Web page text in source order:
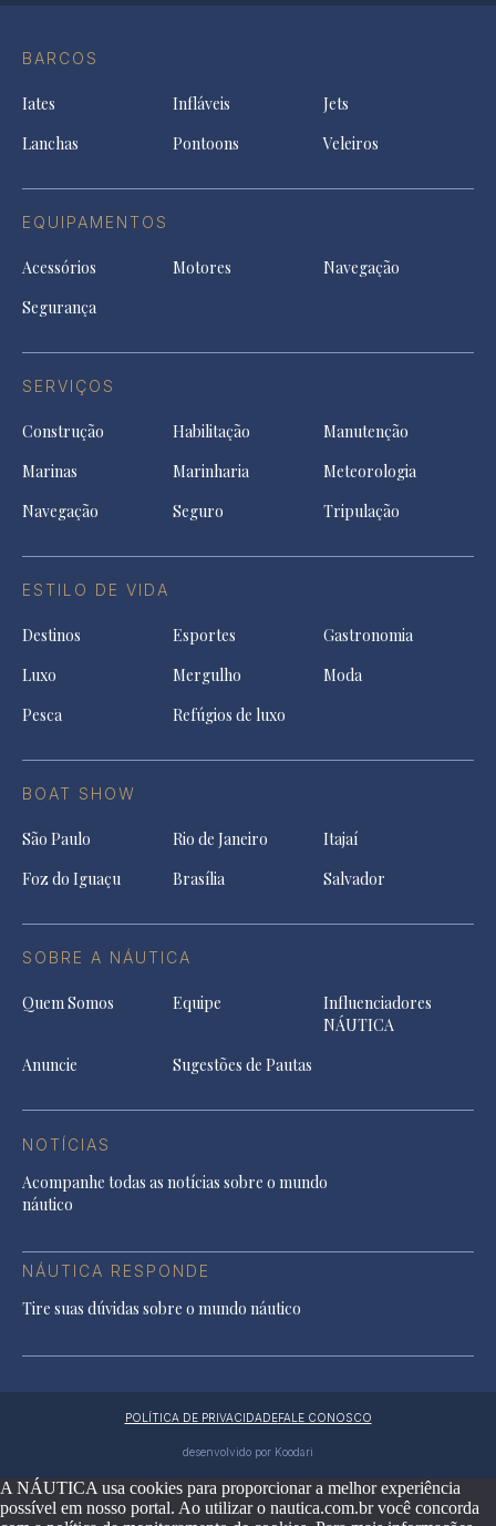
BARCOS
Iates Infláveis
Jets
Lanchas
Pontoons Veleiros
EQUIPAMENTOS
Acessórios Motores
Navegação
Segurança
SERVIÇOS
Construção Habilitação
Manutenção
Marinas
Marinharia
Meteorologia
Navegação
Seguro Tripulação
ESTILO DE VIDA
Destinos Esportes
Gastronomia
Luxo
Mergulho
Moda
Pesca
Refúgios de luxo
BOAT SHOW
São Paulo Rio de Janeiro
Itajaí
Foz do Iguaçu
Brasília Salvador
SOBRE A NÁUTICA
Quem Somos Equipe
Influenciadores
NÁUTICA
Anuncie
Sugestões de Pautas
NOTÍCIAS
Acompanhe todas as notícias sobre o mundo
náutico
NÁUTICA RESPONDE
Tire suas dúvidas sobre o mundo náutico
POLÍTICA DE PRIVACIDADEFALE CONOSCO
desenvolvido por Koodari
A NÁUTICA usa cookies para proporcionar a melhor experiência
possível em nosso portal. Ao utilizar o nautica.com.br você concorda